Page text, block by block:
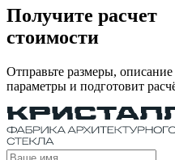
Получите расчет
стоимости
Отправьте размеры,
параметры и подготовит